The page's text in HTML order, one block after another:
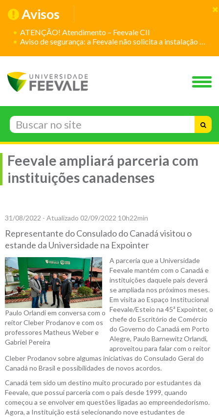
Avisos
ATENÇÃO! Atendimento – Feevale CII
Aviso de segurança: a Feevale não solicita a instalação de aplicativos
Feevale ampliará parceria com
instituições canadenses
31/08/2022 - Atualizado 02/09/2022 10h22min
Representante do Consulado do Canadá visitou o
estande da Universidade na Expointer
Paulo Orlandi em conversa com o
reitor Cleber Prodanov e com os
professores Matheus Weber e
Gabriel Pereira
A parceria que a Universidade
Feevale mantém com o Canadá e
instituições daquele país deverá
se ampliada nos próximos meses.
Em visita ao Espaço Institucional
Feevale/Esteio na 45ª Expointer, o
chefe do Escritório de Comércio
do Governo do Canadá em Porto
Alegre, Paulo Barnewitz Orlandi,
aproveitou para falar com o reitor
Cleber Prodanov sobre algumas iniciativas do Consulado Geral do
Canadá no Brasil e possibilidades de novos acordos.
Canadá tem sido um destino muito procurado por estudantes da
Feevale, que possui parceria com o país desde 1999, quando
começou a se envolver em questões ligadas ao empreendedorismo.
Agora, a Instituição está selecionando nove estudantes de